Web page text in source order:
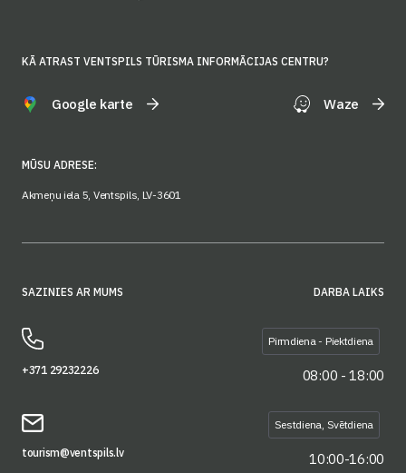
KĀ ATRAST VENTSPILS TŪRISMA INFORMĀCIJAS CENTRU?
Google karte Waze
MŪSU ADRESE:
Akmeņu iela 5, Ventspils, LV-3601
SAZINIES AR MUMS
+371 29232226
tourism@ventspils.lv
DARBA LAIKS
Pirmdiena - Piektdiena
08:00 - 18:00
Sestdiena, Svētdiena
10:00-16:00